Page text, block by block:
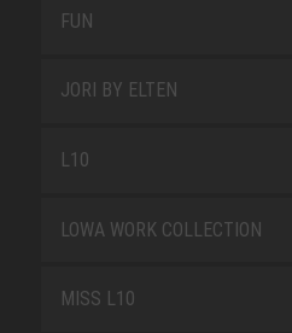
FUN
JORI BY ELTEN
L10
LOWA WORK COLLECTION
MISS L10